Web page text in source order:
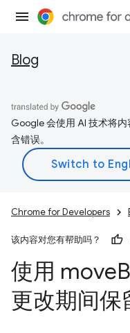
Blog
Google 会使用 AI 技术将
含错误。
Chrome for Developers
该内容对您有帮助吗？
使用 move
更改期间保